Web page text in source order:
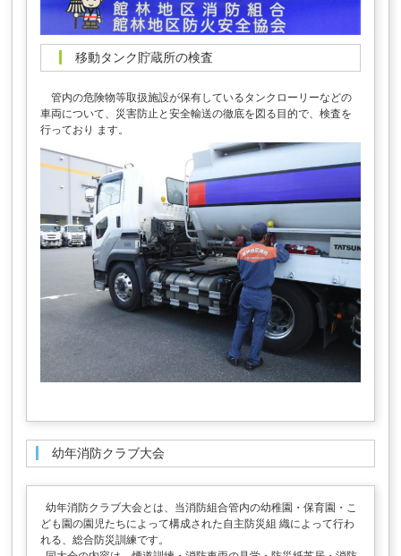
移動タンク貯蔵所の検査
管内の危険物等取扱施設が保有しているタンクローリーなどの
車両について、災害防止と安全輸送の徹底を図る目的で、検査を
行っており ます。
幼年消防クラブ大会
幼年消防クラブ大会とは、当消防組合管内の幼稚園・保育園・こ
ども園の園児たちによって構成された自主防災組 織によって行わ
れる、総合防災訓練です。